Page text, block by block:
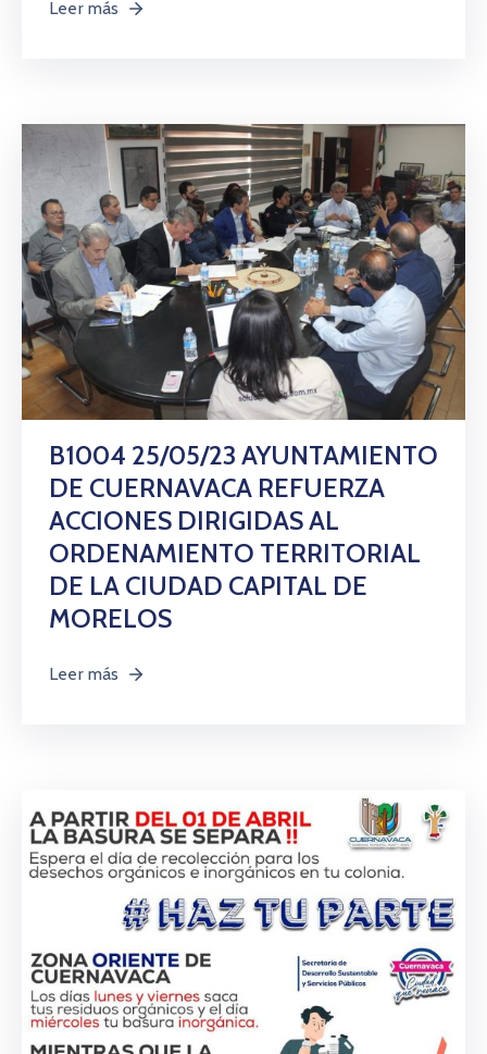
Leer más
B1004 25/05/23 AYUNTAMIENTO
DE CUERNAVACA REFUERZA
ACCIONES DIRIGIDAS AL
ORDENAMIENTO TERRITORIAL
DE LA CIUDAD CAPITAL DE
MORELOS
Leer más